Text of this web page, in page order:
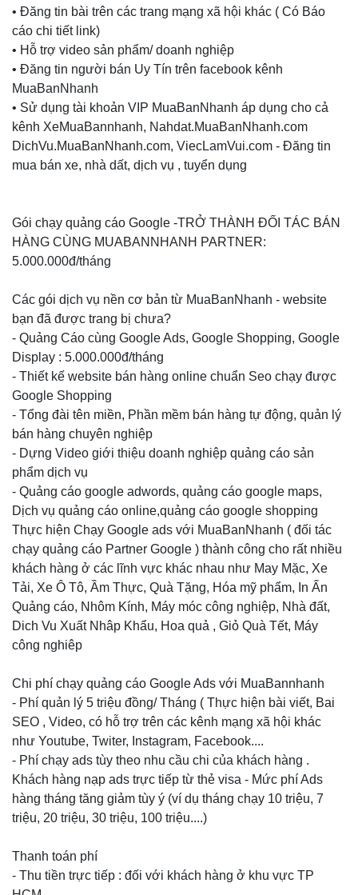
• Đăng tin bài trên các trang mạng xã hội khác ( Có Báo
cáo chi tiết link)
• Hỗ trợ video sản phẩm/ doanh nghiệp
• Đăng tin người bán Uy Tín trên facebook kênh
MuaBanNhanh
• Sử dụng tài khoản VIP MuaBanNhanh áp dụng cho cả
kênh XeMuaBannhanh, Nahdat.MuaBanNhanh.com
DichVu.MuaBanNhanh.com, ViecLamVui.com - Đăng tin
mua bán xe, nhà dất, dịch vụ , tuyển dụng
Gói chạy quảng cáo Google -TRỞ THÀNH ĐỐI TÁC BÁN
HÀNG CÙNG MUABANNHANH PARTNER:
5.000.000đ/tháng
Các gói dịch vụ nền cơ bản từ MuaBanNhanh - website
bạn đã được trang bị chưa?
- Quảng Cáo cùng Google Ads, Google Shopping, Google
Display : 5.000.000đ/tháng
- Thiết kế website bán hàng online chuẩn Seo chạy được
Google Shopping
- Tổng đài tên miền, Phần mềm bán hàng tự động, quản lý
bán hàng chuyên nghiệp
- Dựng Video giới thiệu doanh nghiệp quảng cáo sản
phẩm dịch vụ
- Quảng cáo google adwords, quảng cáo google maps,
Dịch vụ quảng cáo online,quảng cáo google shopping
Thực hiện Chạy Google ads với MuaBanNhanh ( đối tác
chạy quảng cáo Partner Google ) thành công cho rất nhiều
khách hàng ở các lĩnh vực khác nhau như May Mặc, Xe
Tải, Xe Ô Tô, Ầm Thực, Quà Tặng, Hóa mỹ phẩm, In Ấn
Quảng cáo, Nhôm Kính, Máy móc công nghiệp, Nhà đất,
Dich Vu Xuất Nhâp Khẩu, Hoa quả , Giỏ Quà Tết, Máy
công nghiêp
Chi phí chạy quảng cáo Google Ads với MuaBannhanh
- Phí quản lý 5 triệu đồng/ Tháng ( Thực hiện bài viết, Bai
SEO , Video, có hỗ trợ trên các kênh mạng xã hội khác
như Youtube, Twiter, Instagram, Facebook....
- Phí chạy ads tùy theo nhu cầu chi của khách hàng .
Khách hàng nạp ads trực tiếp từ thẻ visa - Mức phí Ads
hàng tháng tăng giảm tùy ý (ví dụ tháng chạy 10 triệu, 7
triệu, 20 triệu, 30 triệu, 100 triệu....)
Thanh toán phí
- Thu tiền trực tiếp : đối với khách hàng ở khu vực TP